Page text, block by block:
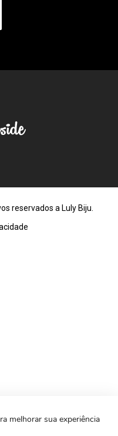
reservados a Luly Biju.
melhorar sua experiência